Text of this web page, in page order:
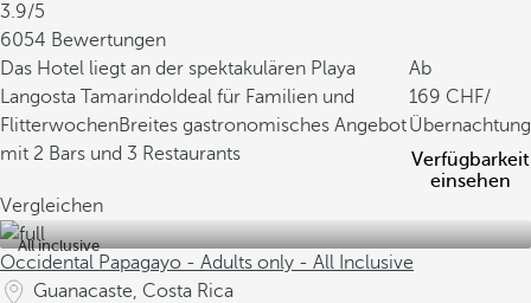
3.9/5
6054 Bewertungen
Das Hotel liegt an der spektakulären Playa
Langosta Tamarindo Ideal für Familien und
FlitterwochenBreites gastronomisches Angebot
mit 2 Bars und 3 Restaurants
Ab
169
/
Übernachtung
Verfügbarkeit
einsehen
Vergleichen
All inclusive
Occidental Papagayo - Adults only - All Inclusive
Guanacaste, Costa Rica